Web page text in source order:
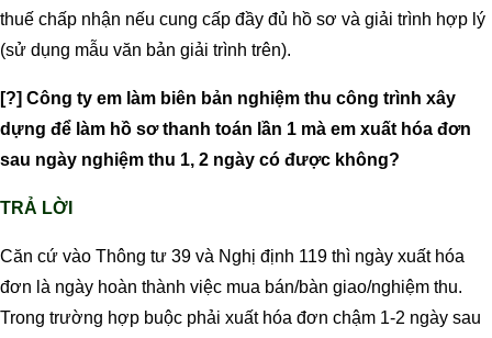
thuế chấp nhận nếu cung cấp đầy đủ hồ sơ và giải trình hợp lý
(sử dụng mẫu văn bản giải trình trên).
[?] Công ty em làm biên bản nghiệm thu công trình xây
dựng để làm hồ sơ thanh toán lần 1 mà em xuất hóa đơn
sau ngày nghiệm thu 1, 2 ngày có được không?
TRẢ LỜI
Căn cứ vào Thông tư 39 và Nghị định 119 thì ngày xuất hóa
đơn là ngày hoàn thành việc mua bán/bàn giao/nghiệm thu.
Trong trường hợp buộc phải xuất hóa đơn chậm 1-2 ngày sau